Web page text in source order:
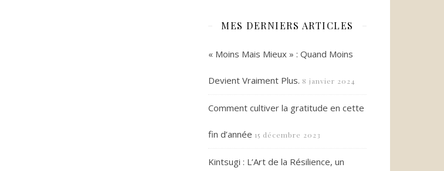
MES DERNIERS ARTICLES
« Moins Mais Mieux » : Quand Moins
Devient Vraiment Plus. 8 janvier 2024
Comment cultiver la gratitude en cette
fin d’année 15 décembre 2023
Kintsugi : L’Art de la Résilience, un